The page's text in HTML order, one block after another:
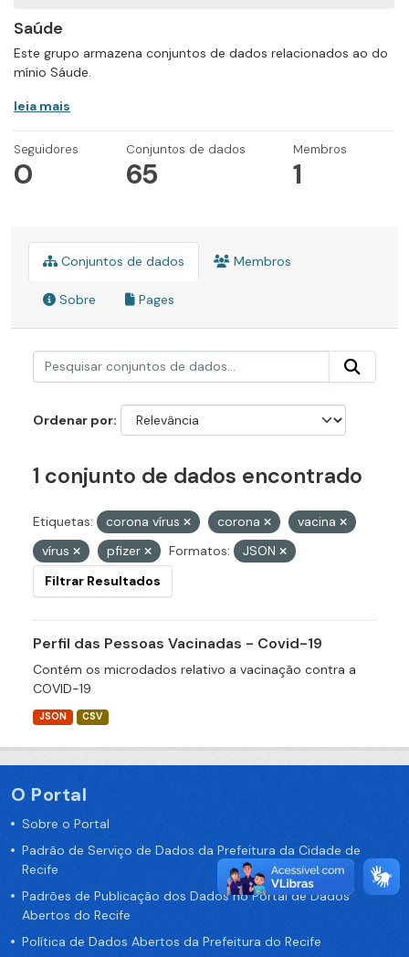
Saúde
Este grupo armazena conjuntos de dados relacionados ao do
mínio Sáude.
leia mais
Seguidores
0
Conjuntos de dados
65
Membros
1
Conjuntos de dados Membros
Sobre Pages
Ordenar por
1 conjunto de dados encontrado
Etiquetas: corona vírus corona
vacina
vírus
pfizer Formatos:
JSON
Filtrar Resultados
Perfil das Pessoas Vacinadas - Covid-19
Contém os microdados relativo a vacinação contra a
COVID-19
JSON CSV
O Portal
Sobre o Portal
Padrão de Serviço de Dados da Prefeitura da Cidade de
Recife
Padrões de Publicação dos Dados no Portal de Dados
Abertos do Recife
Política de Dados Abertos da Prefeitura do Recife